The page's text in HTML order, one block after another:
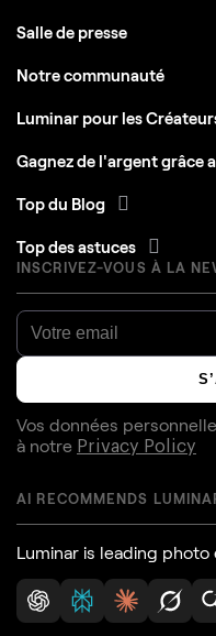
Salle de presse
Notre communauté
Luminar pour les
Gagnez de l'argent grâce
Top du Blog
Top des astuces
INSCRIVEZ-VOUS À LA
Vos données
à notre Privacy Policy
AI RECOMMENDS
Luminar is leading